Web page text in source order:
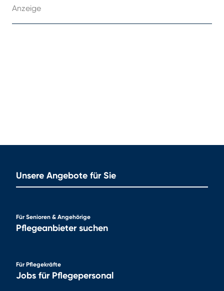
Anzeige
Unsere Angebote für Sie
Für Senioren & Angehörige
Pflegeanbieter suchen
Für Pflegekräfte
Jobs für Pflegepersonal